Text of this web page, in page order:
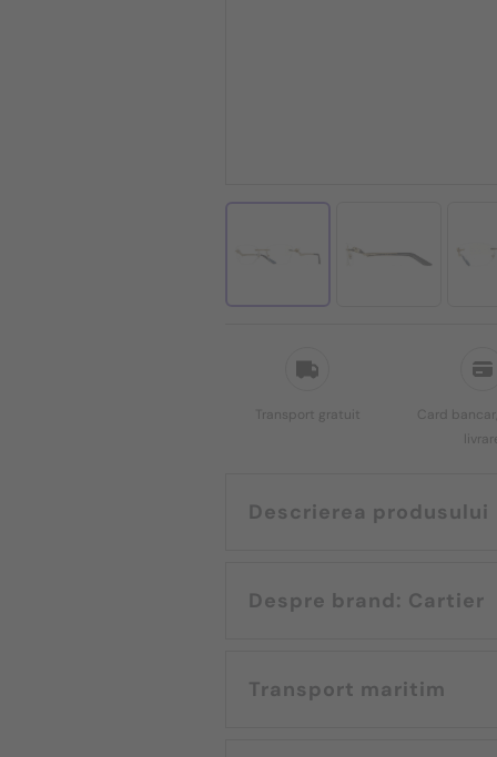
Transport gratuit
Card
Descrierea produsului
Despre brand: Cartier
Transport maritim